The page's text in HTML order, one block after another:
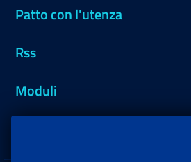
Patto con l'utenza
Rss
Moduli